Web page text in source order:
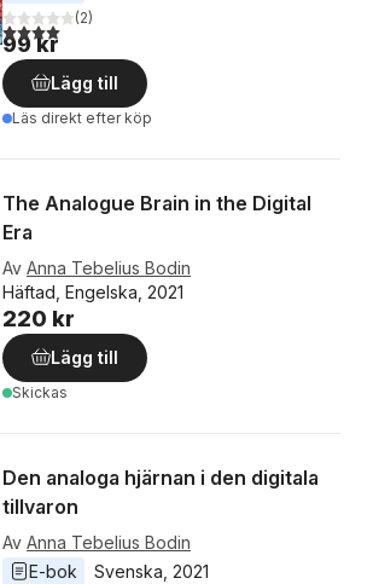
4,0utav 5 stjärnor. Totalt antal röster:
(2)
99 kr
Lägg till
Läs direkt efter köp
The Analogue Brain in the Digital
Era
Av Anna Tebelius Bodin
Häftad, Engelska, 2021
220 kr
Lägg till
Skickas
Den analoga hjärnan i den digitala
tillvaron
Av Anna Tebelius Bodin
E-bok
Svenska 2021